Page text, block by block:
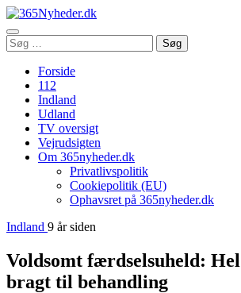
Åbn
menu
Søg
efter:
Søg
Forside
112
Indland
Udland
TV oversigt
Vejrudsigten
Om 365nyheder.dk
Privatlivspolitik
Cookiepolitik (EU)
Ophavsret på 365nyheder.dk
Indland 9 år siden
Voldsomt færdselsuheld:
bragt til behandling